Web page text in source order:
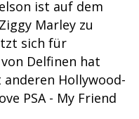
ist auf dem
Marley zu
sich für
Delfinen hat
Hollywood-
PSA - My Friend